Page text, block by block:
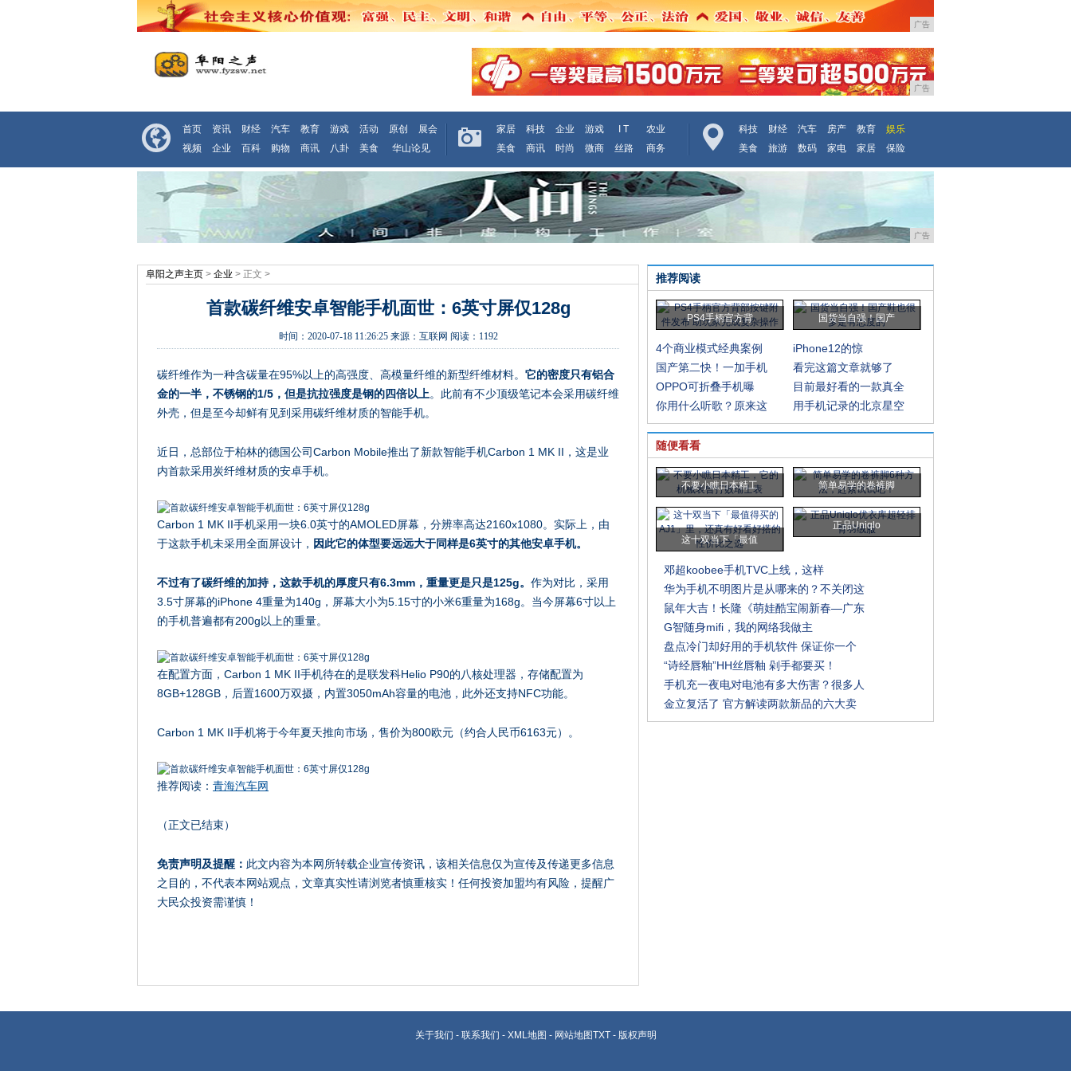
广告
广告
首页 资讯 财经 汽车 教育 游戏 活动 原创
展会
视频
企业 百科 购物 商讯 八卦 美食 华山论见
家居 科技 企业 游戏 I T
农业
美食
商讯 时尚 微商 丝路 商务
科技 财经 汽车 房产 教育
娱乐
美食
旅游 数码 家电 家居 保险
广告
阜阳之声主页 > 企业 > 正文 >
首款碳纤维安卓智能手机面世：6英寸屏仅128g
时间： 2020-07-18 11:26:25来源： 互联网 阅读：1192
碳纤维作为一种含碳量在95%以上的高强度、高模量纤维的新型纤维材料。 它的密度只有铝合
金的一半，不锈钢的1/5，但是抗拉强度是钢的四倍以上。此前有不少顶级笔记本会采用碳纤维
外壳，但是至今却鲜有见到采用碳纤维材质的智能手机。
近日，总部位于柏林的德国公司Carbon Mobile推出了新款智能手机Carbon 1 MK II，这是业
内首款采用炭纤维材质的安卓手机。
Carbon 1 MK II手机采用一块6.0英寸的AMOLED屏幕，分辨率高达2160x1080。实际上，由
于这款手机未采用全面屏设计， 因此它的体型要远远大于同样是6英寸的其他安卓手机。
不过有了碳纤维的加持，这款手机的厚度只有6.3mm，重量更是只是125g。 作为对比，采用
3.5寸屏幕的iPhone 4重量为140g，屏幕大小为5.15寸的小米6重量为168g。当今屏幕6寸以上
的手机普遍都有200g以上的重量。
在配置方面，Carbon 1 MK II手机待在的是联发科Helio P90的八核处理器，存储配置为
8GB+128GB，后置1600万双摄，内置3050mAh容量的电池，此外还支持NFC功能。
Carbon 1 MK II手机将于今年夏天推向市场，售价为800欧元（约合人民币6163元）。
推荐阅读： 青海汽车网
（正文已结束）
免责声明及提醒： 此文内容为本网所转载企业宣传资讯，该相关信息仅为宣传及传递更多信息
之目的，不代表本网站观点，文章真实性请浏览者慎重核实！任何投资加盟均有风险，提醒广
大民众投资需谨慎！
推荐阅读
PS4手柄官方背 国货当自强！国产
4个商业模式经典案例
iPhone12的惊
国产第二快！一加手机
看完这篇文章就够了
OPPO可折叠手机曝
目前最好看的一款真全
你用什么听歌？原来这
用手机记录的北京星空
随便看看
不要小瞧日本精工 简单易学的卷裤脚
这十双当下「最值
正品Uniqlo
邓超koobee手机TVC上线，这样
华为手机不明图片是从哪来的？不关闭这
鼠年大吉！长隆《萌娃酷宝闹新春—广东
G智随身mifi，我的网络我做主
盘点冷门却好用的手机软件 保证你一个
“诗经唇釉”HH丝唇釉 剁手都要买！
手机充一夜电对电池有多大伤害？很多人
金立复活了 官方解读两款新品的六大卖
关于我们 - 联系我们 - XML地图 - 网站地图TXT- 版权声明